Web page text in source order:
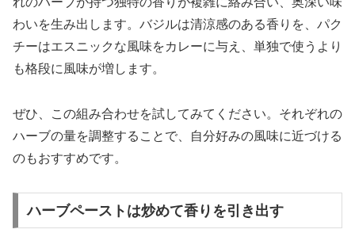
わいを生み出します。バジルは清涼感のある香りを、パク
チーはエスニックな風味をカレーに与え、単独で使うより
も格段に風味が増します。
ぜひ、この組み合わせを試してみてください。それぞれの
ハーブの量を調整することで、自分好みの風味に近づける
のもおすすめです。
ハーブペーストは炒めて香りを引き出す